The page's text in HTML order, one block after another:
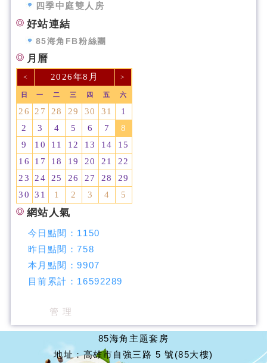
四季中庭雙人房
好站連結
85海角FB粉絲團
月曆
< 2026年8月 >
日 一 二 三 四 五 六
26 27 28 29 30 31
1
2
3 4 5 6 7
8
9
10 11 12 13 14
15
16
17 18 19 20 21
22
23
24 25 26 27 28
29
30
31 1 2 3 4 5
網站人氣
今日點閱： 1150
昨日點閱：758
本月點閱：9907
目前累計： 16592289
管 理
85海角主題套房
地址：高雄市自強三路 5 號(85大樓)